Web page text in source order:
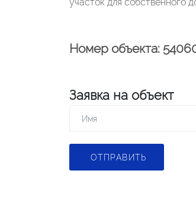
Номер объекта:
Заявка на объект
ОТПРАВИТЬ